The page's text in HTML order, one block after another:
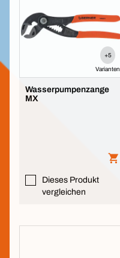
+5
Varianten
Wasserpumpenzange
MX
Dieses Produkt
vergleichen